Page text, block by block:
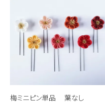
梅ミニピン単品 葉なし